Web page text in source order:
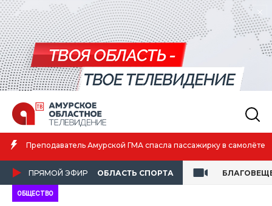
Амурская спортсменка выиграла первенство России по
атлетике
ПРЯМОЙ ЭФИР ОБЛАСТЬ СПОРТА
ОБЩЕСТВО